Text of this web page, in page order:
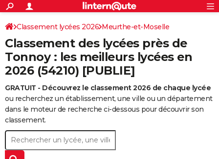
ACTUALITÉS
Politique
Société
Faits Divers
Education
Monde
Villes
+
SPORT
Coupe du monde 2026
Football
Tennis
Cyclisme
Rugby
Forum
Programme TV
TNT
Streaming
Cinéma
Sorties cinéma
Musique
+
FINANCE
Retraite
Impôts
Epargne
Immobilier
Risques naturels par ville
Banque
Assurance
Crédit
AUTO
Essais
Réserver un essai
Citadines
Berlines
SUV
Forum auto
+
HIGH-TECH
BRICOLAGE
Forum
Aménagement intérieur
Extérieur
Cuisine
Salle de bains
Jardinage
Rangement
+WEEK-END
Rechercher
S'inscrire
Connexion
Classement lycées 2026 Meurthe-et-Moselle
Classement des lycées près de
Tonnoy : les meilleurs lycées en
2026 (54210) [PUBLIE]
GRATUIT - Découvrez le classement 2026 de chaque lycée
ou recherchez un établissement, une ville ou un département
dans le moteur de recherche ci-dessous pour découvrir son
classement.